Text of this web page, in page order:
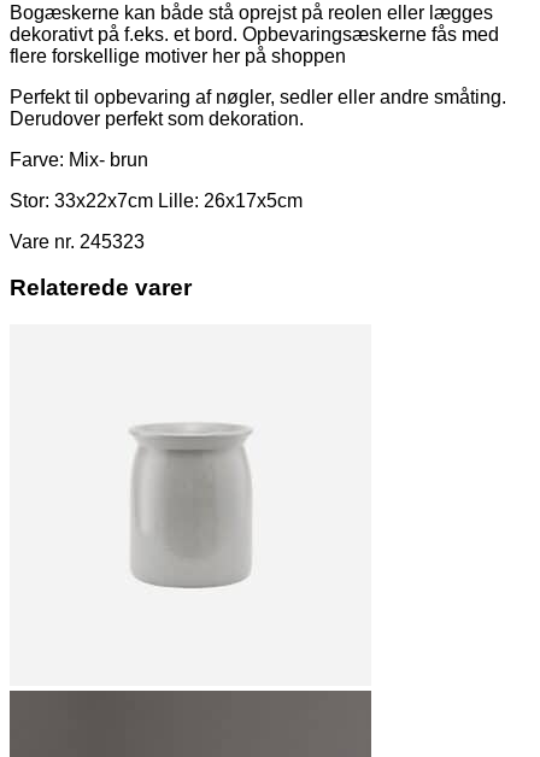
Bogæskerne kan både stå oprejst på reolen eller lægges
dekorativt på f.eks. et bord. Opbevaringsæskerne fås med
flere forskellige motiver her på shoppen
Perfekt til opbevaring af nøgler, sedler eller andre småting.
Derudover perfekt som dekoration.
Farve: Mix- brun
Stor: 33x22x7cm Lille: 26x17x5cm
Vare nr. 245323
Relaterede varer